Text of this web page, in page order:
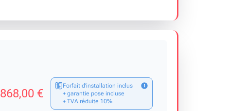
868,00 €
Forfait d’installation inclus
+ garantie pose incluse
+ TVA réduite 10%